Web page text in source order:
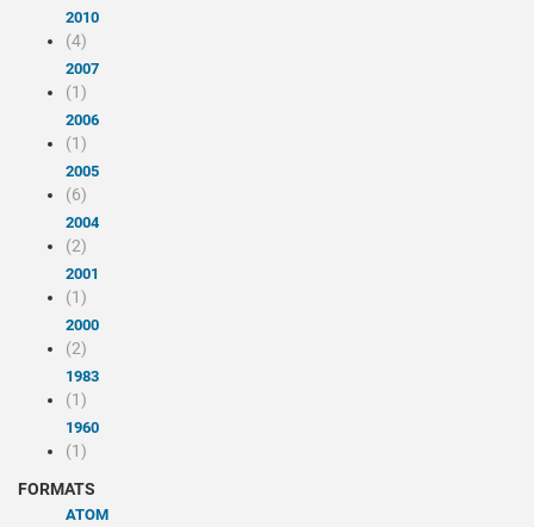
2010
(4)
2007
(1)
2006
(1)
2005
(6)
2004
(2)
2001
(1)
2000
(2)
1983
(1)
1960
(1)
FORMATS
ATOM